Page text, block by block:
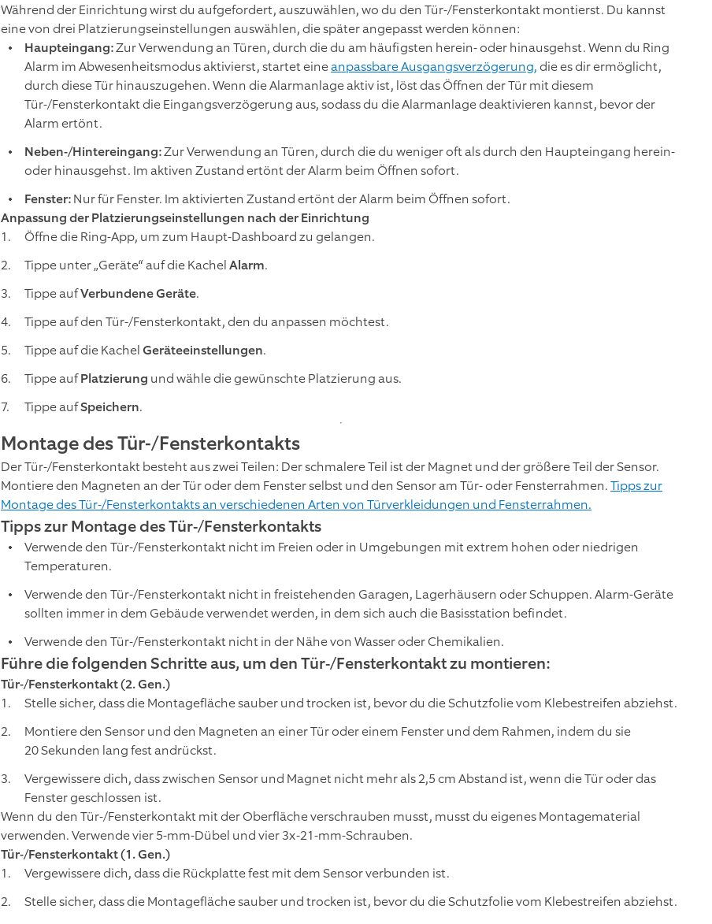
Während der Einrichtung wirst du aufgefordert, auszuwählen, wo du den Tür-/Fensterkontakt montierst. Du kannst
eine von drei Platzierungseinstellungen auswählen, die später angepasst werden können:
Haupteingang:Zur Verwendung an Türen, durch die du am häufigsten herein- oder hinausgehst. Wenn du Ring
Alarm im Abwesenheitsmodus aktivierst, startet eineanpassbare Ausgangsverzögerung,die es dir ermöglicht,
durch diese Tür hinauszugehen. Wenn die Alarmanlage aktiv ist, löst das Öffnen der Tür mit diesem
Tür-/Fensterkontakt die Eingangsverzögerung aus, sodass du die Alarmanlage deaktivieren kannst, bevor der
Alarm ertönt.
Neben-/Hintereingang:Zur Verwendung an Türen, durch die du weniger oft als durch den Haupteingang herein-
oder hinausgehst. Im aktiven Zustand ertönt der Alarm beim Öffnen sofort.
Fenster:Nur für Fenster. Im aktivierten Zustand ertönt der Alarm beim Öffnen sofort.
Anpassung der Platzierungseinstellungen nach der Einrichtung
Öffne die Ring-App, um zum Haupt-Dashboard zu gelangen.
Tippe unter „Geräte“ auf die KachelAlarm.
Tippe aufVerbundene Geräte.
Tippe auf den Tür-/Fensterkontakt, den du anpassen möchtest.
Tippe auf die KachelGeräteeinstellungen.
Tippe aufPlatzierung und wähle die gewünschte Platzierung aus.
Tippe aufSpeichern.
Montage des Tür-/Fensterkontakts
Der Tür-/Fensterkontakt besteht aus zwei Teilen: Der schmalere Teil ist der Magnet und der größere Teil der Sensor.
Montiere den Magneten an der Tür oder dem Fenster selbst und den Sensor am Tür- oder Fensterrahmen.Tipps zur
Montage des Tür-/Fensterkontakts an verschiedenen Arten von Türverkleidungen und Fensterrahmen.
Tipps zur Montage des Tür-/Fensterkontakts
Verwende den Tür-/Fensterkontakt nicht im Freien oder in Umgebungen mit extrem hohen oder niedrigen
Temperaturen.
Verwende den Tür-/Fensterkontakt nicht in freistehenden Garagen, Lagerhäusern oder Schuppen. Alarm-Geräte
sollten immer in dem Gebäude verwendet werden, in dem sich auch die Basisstation befindet.
Verwende den Tür-/Fensterkontakt nicht in der Nähe von Wasser oder Chemikalien.
Führe die folgenden Schritte aus, um den Tür-/Fensterkontakt zu montieren:
Tür-/Fensterkontakt (2. Gen.)
Stelle sicher, dass die Montagefläche sauber und trocken ist, bevor du die Schutzfolie vom Klebestreifen abziehst.
Montiere den Sensor und den Magneten an einer Tür oder einem Fenster und dem Rahmen, indem du sie
20 Sekunden lang fest andrückst.
Vergewissere dich, dass zwischen Sensor und Magnet nicht mehr als 2,5 cm Abstand ist, wenn die Tür oder das
Fenster geschlossen ist.
Wenn du den Tür-/Fensterkontakt mit der Oberfläche verschrauben musst, musst du eigenes Montagematerial
verwenden. Verwende vier 5-mm-Dübel und vier 3x-21-mm-Schrauben.
Tür-/Fensterkontakt (1. Gen.)
Vergewissere dich, dass die Rückplatte fest mit dem Sensor verbunden ist.
Stelle sicher, dass die Montagefläche sauber und trocken ist, bevor du die Schutzfolie vom Klebestreifen abziehst.